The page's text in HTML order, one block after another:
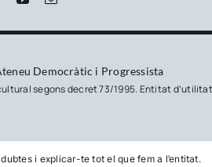
Democràtic i Progressista
segons decret 73/1995. Entitat
i explicar-te tot el que fem a l’entitat.